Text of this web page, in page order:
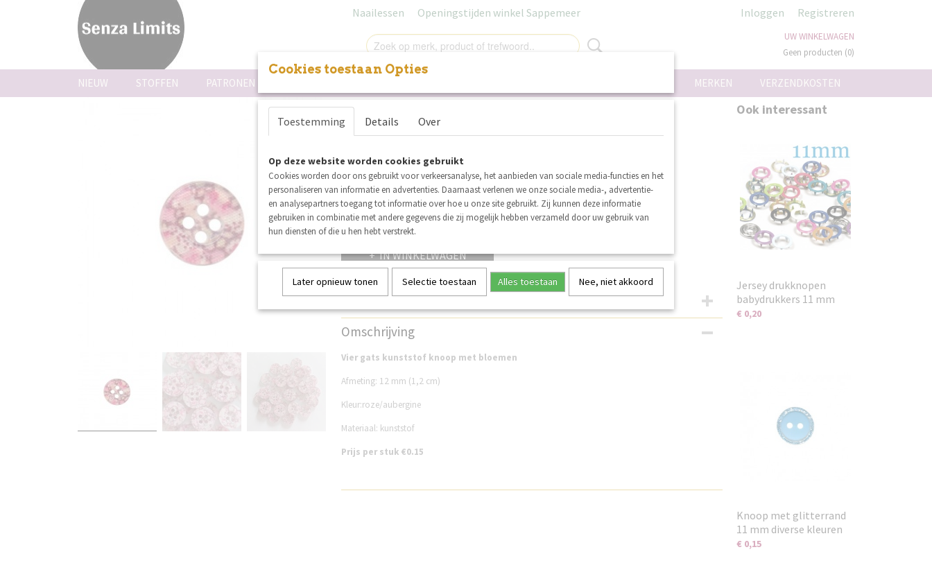
Naailessen Openingstijden winkel Sappemeer Inloggen Registreren
UW WINKELWAGEN
Geen producten (0)
VERZENDKOSTEN
MERKEN
NIEUW STOFFEN PATRONEN
Knoop met bloemen 12 mm
€ 0,15
✓Op voorraad
Aantal
IN WINKELWAGEN
Specificaties
Productcode
Omschrijving
Vier gats kunststof knoop met bloemen
Afmeting: 12 mm (1,2 cm)
Kleur:roze/aubergine
Materiaal: kunststof
Prijs per stuk €0.15
Ook interessant
Jersey drukknopen
babydrukkers 11 mm
€ 0,20
Knoop met glitterrand
11 mm diverse kleuren
€ 0,15
Cookies toestaan Opties
Toestemming Details Over
Op deze website worden cookies gebruikt
Cookies worden door ons gebruikt voor verkeersanalyse, het aanbieden van sociale media-functies en het
personaliseren van informatie en advertenties. Daarnaast verlenen we onze sociale media-, advertentie-
en analysepartners toegang tot informatie over hoe u onze site gebruikt. Zij kunnen deze informatie
gebruiken in combinatie met andere gegevens die zij mogelijk hebben verzameld door uw gebruik van
hun diensten of die u hen hebt verstrekt.
Later opnieuw tonen Selectie toestaan Alles toestaan Nee, niet akkoord